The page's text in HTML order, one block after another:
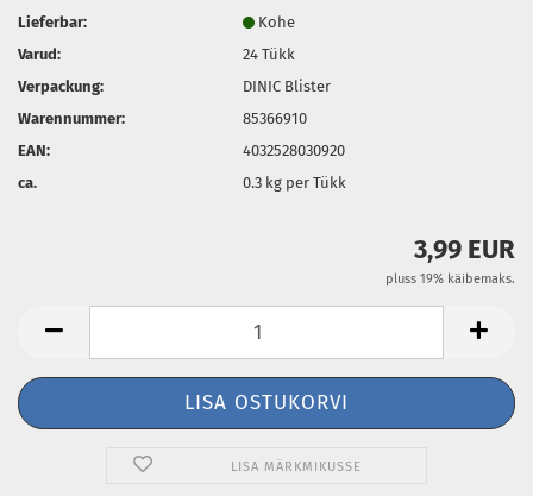
Lieferbar:
Kohe
Varud:
24Tükk
Verpackung:
DINIC Blister
Warennummer:
85366910
EAN:
4032528030920
ca.
0.3 kg per Tükk
3,99 EUR
pluss 19% käibemaks.
LISA MÄRKMIKUSSE